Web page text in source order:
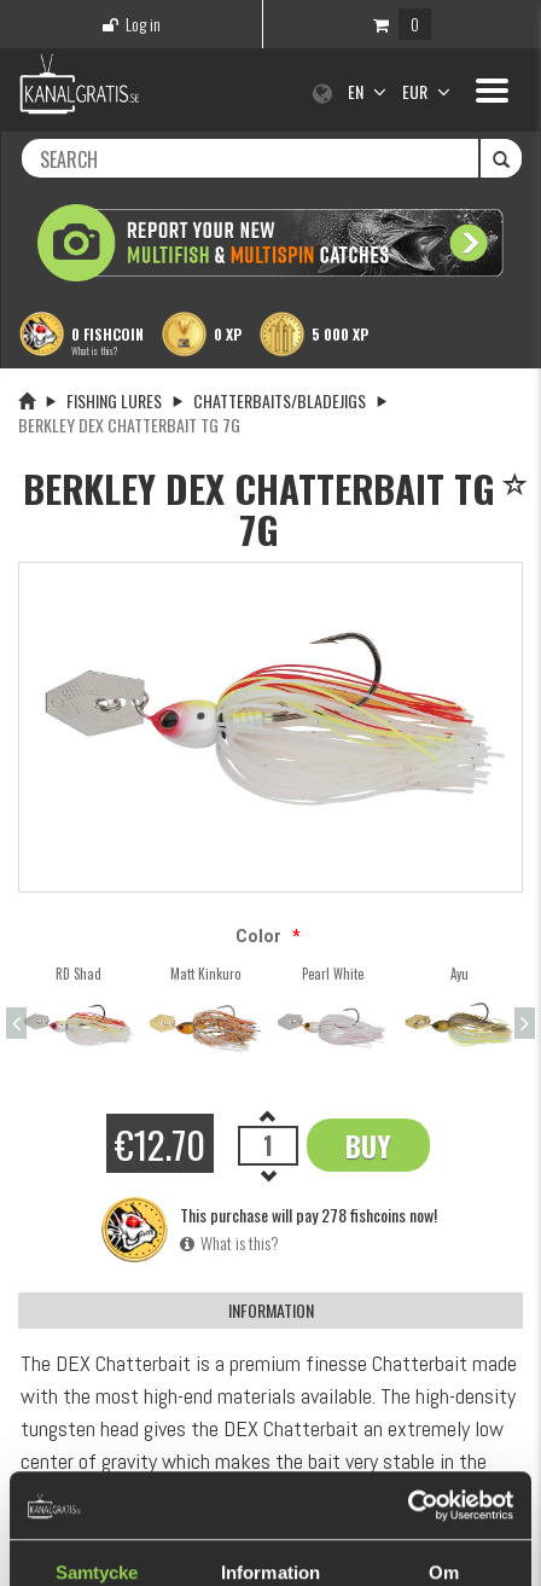
Samtycke Information Om
Log in 0
Toggle
EN EUR
0 FISHCOIN
What is this?
0 XP 5 000 XP
FISHING LURES
CHATTERBAITS/BLADEJIGS
BERKLEY DEX CHATTERBAIT TG 7G
BERKLEY DEX CHATTERBAIT TG
7G
Color
*
RD Shad
Matt Kinkuro Pearl White Ayu
€12.70 BUY
OK
This purchase will pay 278 fishcoins now!
What is this?
INFORMATION
The DEX Chatterbait is a premium finesse Chatterbait made
with the most high-end materials available. The high-density
tungsten head gives the DEX Chatterbait an extremely low
center of gravity which makes the bait very stable in the
water. The DEX Chatterbait features a hand-tied, flexible
skirt and has a chemically sharpened hook.
- High-density tungsten head